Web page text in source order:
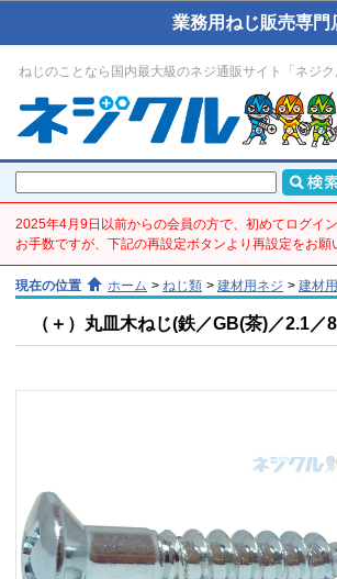
業務用ねじ販売専門
ねじのことなら国内最大級のネジ通販サイト「ネジ
2025年4月9日以前からの会員の方で、初めてログイ
お手数ですが、下記の再設定ボタンより再設定をお願
現在の位置 ホーム > ねじ類 > 建材用ネジ > 建材
（＋）丸皿木ねじ(鉄／GB(茶)／2.1／